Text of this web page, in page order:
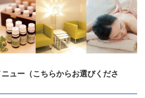
ニュー（こちらからお選びくださ